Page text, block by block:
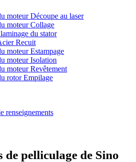
moteur Découpe au laser
moteur Collage
du stator
Recuit
moteur Estampage
moteur Isolation
moteur Revêtement
rotor Empilage
renseignements
de pelliculage de Sino